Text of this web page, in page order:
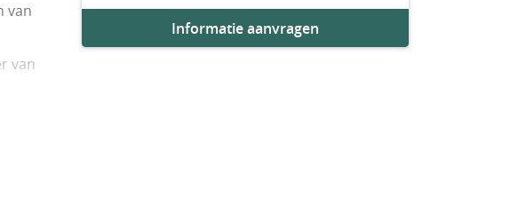
van
van
Informatie aanvragen